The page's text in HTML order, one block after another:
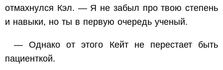
отмахнулся Кэл. — Я не забыл про твою степень
и навыки, но ты в первую очередь ученый.
— Однако от этого Кейт не перестает быть
пациенткой.